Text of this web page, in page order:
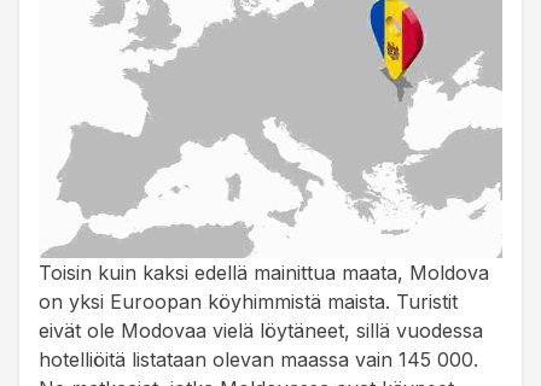
Toisin kuin kaksi edellä mainittua maata, Moldova
on yksi Euroopan köyhimmistä maista. Turistit
eivät ole Modovaa vielä löytäneet, sillä vuodessa
hotelliöitä listataan olevan maassa vain 145 000.